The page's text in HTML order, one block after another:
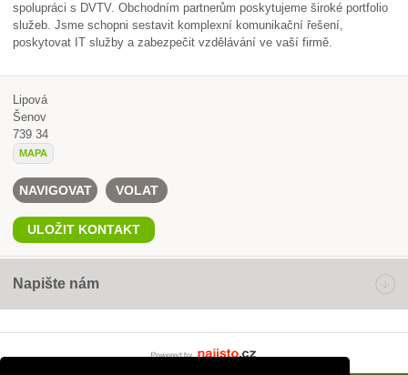
spolupráci s DVTV. Obchodním partnerům poskytujeme široké portfolio
služeb. Jsme schopni sestavit komplexní komunikační řešení,
poskytovat IT služby a zabezpečit vzdělávání ve vaší firmě.
Lipová
Šenov
739 34
MAPA
NAVIGOVAT VOLAT
ULOŽIT KONTAKT
Napište nám
Powered by